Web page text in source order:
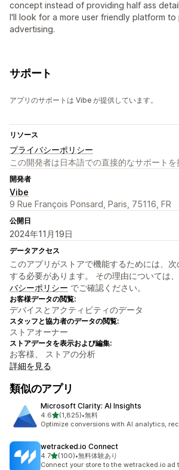
concept instead of providing half ass
I'll look for a more user friendly platform to
advertising.
サポート
アプリのサポートは Vibe が提供しています。
リソース
プライバシーポリシー
この開発者は日本語での直接的なサポートを
開発者
Vibe
9 Rue François Ponsard, Paris, 75116, FR
公開日
2024年11月19日
データアクセス
このアプリがストアで機能するためには、
する必要があります。 その理由については
バシーポリシー でご確認ください。
お客様データの閲覧:
デバイスとアクティビティのデータ
スタッフと協力者のデータの閲覧:
ストアオーナー
ストアデータを表示および編集:
お客様、 ストアの分析
詳細を見る
類似のアプリ
Microsoft Clarity: AI Insights
4.65つ星中
(1,825)
合計レビュー数：1825件
•無料
Optimize conversions with AI analytics,
wetracked.io Connect
4.75つ星中
(100)
合計レビュー数：100件
•無料体験あり
Connect your store to the wetracked.io ad